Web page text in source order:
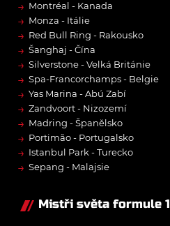
→ Montréal - Kanada
→ Monza - Itálie
→ Red Bull Ring - Rakousko
→ Šanghaj - Čína
→ Silverstone - Velká Británie
→ Spa-Francorchamps - Belgie
→ Yas Marina - Abú Zabí
→ Zandvoort - Nizozemí
→ Madring - Španělsko
→ Portimão - Portugalsko
→ Istanbul Park - Turecko
→ Sepang - Malajsie
Mistři světa formule 1